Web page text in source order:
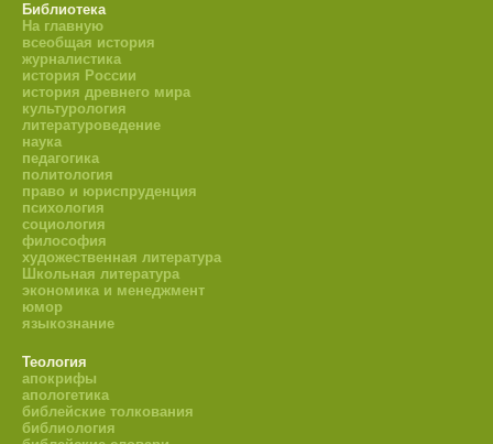
Библиотека
На главную
всеобщая история
журналистика
история России
история древнего мира
культурология
литературоведение
наука
педагогика
политология
право и юриспруденция
психология
социология
философия
художественная литература
Школьная литература
экономика и менеджмент
юмор
языкознание
Теология
апокрифы
апологетика
библейские толкования
библиология